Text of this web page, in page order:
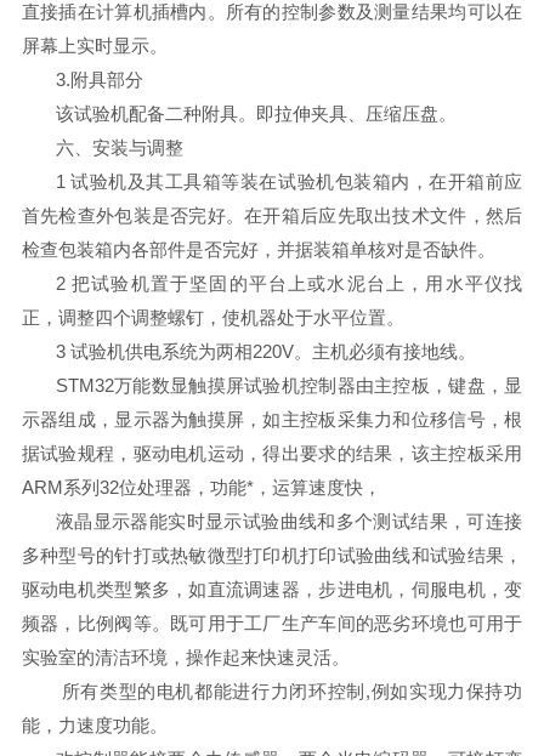
直接插在计算机插槽内。所有的控制参数及测量结果均可以在
屏幕上实时显示。
3.附具部分
该试验机配备二种附具。即拉伸夹具、压缩压盘。
六、安装与调整
1 试验机及其工具箱等装在试验机包装箱内，在开箱前应
首先检查外包装是否完好。在开箱后应先取出技术文件，然后
检查包装箱内各部件是否完好，并据装箱单核对是否缺件。
2 把试验机置于坚固的平台上或水泥台上，用水平仪找
正，调整四个调整螺钉，使机器处于水平位置。
3 试验机供电系统为两相220V。主机必须有接地线。
STM32万能数显触摸屏试验机控制器由主控板，键盘，显
示器组成，显示器为触摸屏，如主控板采集力和位移信号，根
据试验规程，驱动电机运动，得出要求的结果，该主控板采用
ARM系列32位处理器，功能*，运算速度快，
液晶显示器能实时显示试验曲线和多个测试结果，可连接
多种型号的针打或热敏微型打印机打印试验曲线和试验结果，
驱动电机类型繁多，如直流调速器，步进电机，伺服电机，变
频器，比例阀等。既可用于工厂生产车间的恶劣环境也可用于
实验室的清洁环境，操作起来快速灵活。
所有类型的电机都能进行力闭环控制,例如实现力保持功
能，力速度功能。